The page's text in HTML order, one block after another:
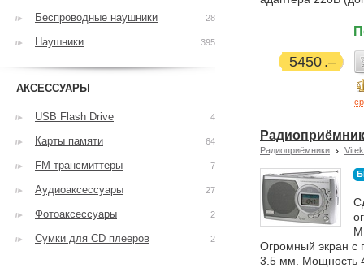
5450
Радиоприёмники Vitek
Огромный экран с
3.5 мм. Мощность
Беспроводные наушники 28
Наушники 395
АКСЕССУАРЫ
USB Flash Drive 4
Карты памяти 64
FM трансмиттеры 7
Аудиоаксессуары 27
Фотоаксессуары 2
Сумки для CD плееров 2